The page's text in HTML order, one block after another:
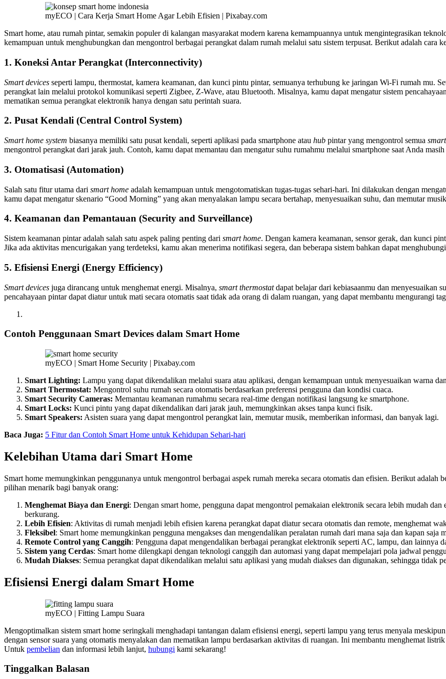
myECO | Cara Kerja Smart Home Agar Lebih Efisien | Pixabay.com
Smart home, atau rumah pintar, semakin populer di kalangan masyarakat modern karena kemampuannya untuk mengintegrasikan
kemampuan untuk menghubungkan dan mengontrol berbagai perangkat dalam rumah melalui satu sistem terpusat. Berikut adalah cara
1. Koneksi Antar Perangkat (Interconnectivity)
Smart devices seperti lampu, thermostat, kamera keamanan, dan kunci pintu pintar, semuanya terhubung ke jaringan Wi-Fi rumah mu.
perangkat lain melalui protokol komunikasi seperti Zigbee, Z-Wave, atau Bluetooth. Misalnya, kamu dapat mengatur sistem
mematikan semua perangkat elektronik hanya dengan satu perintah suara.
2. Pusat Kendali (Central Control System)
Smart home system biasanya memiliki satu pusat kendali, seperti aplikasi pada smartphone atau hub pintar yang mengontrol semua
mengontrol perangkat dari jarak jauh. Contoh, kamu dapat memantau dan mengatur suhu rumahmu melalui smartphone saat Anda
3. Otomatisasi (Automation)
Salah satu fitur utama dari smart home adalah kemampuan untuk mengotomatiskan tugas-tugas sehari-hari. Ini dilakukan dengan
kamu dapat mengatur skenario “Good Morning” yang akan menyalakan lampu secara bertahap, menyesuaikan suhu, dan memutar
4. Keamanan dan Pemantauan (Security and Surveillance)
Sistem keamanan pintar adalah salah satu aspek paling penting dari smart home. Dengan kamera keamanan, sensor gerak, dan kunci
Jika ada aktivitas mencurigakan yang terdeteksi, kamu akan menerima notifikasi segera, dan beberapa sistem bahkan dapat
5. Efisiensi Energi (Energy Efficiency)
Smart devices juga dirancang untuk menghemat energi. Misalnya, smart thermostatdapat belajar dari kebiasaanmu dan menyesuaikan
pencahayaan pintar dapat diatur untuk mati secara otomatis saat tidak ada orang di dalam ruangan, yang dapat membantu mengurangi
Contoh Penggunaan Smart Devices dalam Smart Home
myECO | Smart Home Security | Pixabay.com
Smart Lighting: Lampu yang dapat dikendalikan melalui suara atau aplikasi, dengan kemampuan untuk menyesuaikan warna
Smart Thermostat: Mengontrol suhu rumah secara otomatis berdasarkan preferensi pengguna dan kondisi cuaca.
Smart Security Cameras: Memantau keamanan rumahmu secara real-time dengan notifikasi langsung ke smartphone.
Smart Locks: Kunci pintu yang dapat dikendalikan dari jarak jauh, memungkinkan akses tanpa kunci fisik.
Smart Speakers: Asisten suara yang dapat mengontrol perangkat lain, memutar musik, memberikan informasi, dan banyak lagi.
Baca Juga: 5 Fitur dan Contoh Smart Home untuk Kehidupan Sehari-hari
Kelebihan Utama dari Smart Home
Smart home memungkinkan penggunanya untuk mengontrol berbagai aspek rumah mereka secara otomatis dan efisien. Berikut adalah
pilihan menarik bagi banyak orang:
Menghemat Biaya dan Energi: Dengan smart home, pengguna dapat mengontrol pemakaian elektronik secara lebih mudah
berkurang.
Lebih Efisien: Aktivitas di rumah menjadi lebih efisien karena perangkat dapat diatur secara otomatis dan remote, menghemat
Fleksibel: Smart home memungkinkan pengguna mengakses dan mengendalikan peralatan rumah dari mana saja dan kapan saja
Remote Control yang Canggih: Pengguna dapat mengendalikan berbagai perangkat elektronik seperti AC, lampu, dan lainnya
Sistem yang Cerdas: Smart home dilengkapi dengan teknologi canggih dan automasi yang dapat mempelajari pola jadwal
Mudah Diakses: Semua perangkat dapat dikendalikan melalui satu aplikasi yang mudah diakses dan digunakan, sehingga tidak
Efisiensi Energi dalam Smart Home
myECO | Fitting Lampu Suara
Mengoptimalkan sistem smart home seringkali menghadapi tantangan dalam efisiensi energi, seperti lampu yang terus menyala
dengan sensor suara yang otomatis menyalakan dan mematikan lampu berdasarkan aktivitas di ruangan. Ini membantu menghemat
Untuk pembelian dan informasi lebih lanjut, hubungi kami sekarang!
Tinggalkan Balasan